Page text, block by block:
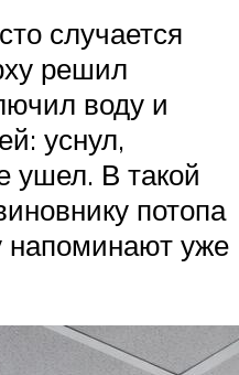
случается
решил
воду и
уснул,
ушел. В такой
потопа
напоминают уже